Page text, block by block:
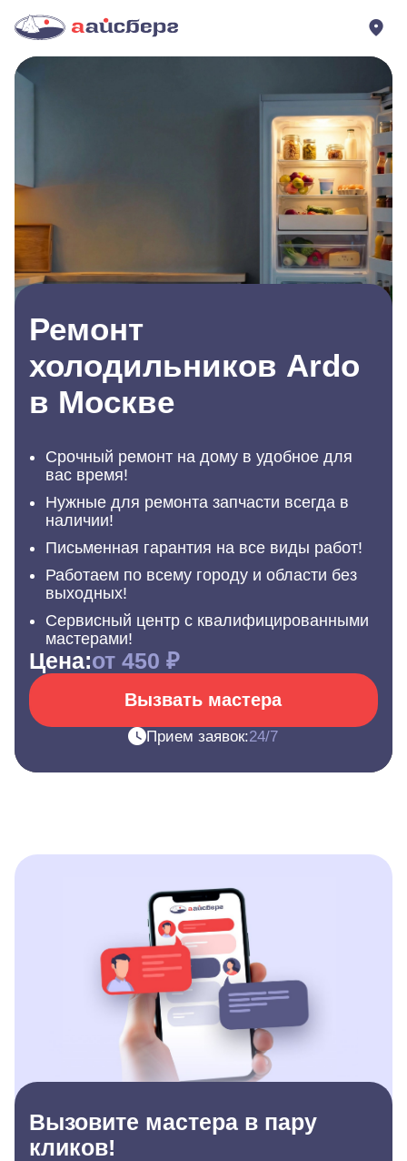
Ремонт
холодильников Ardo
в Москве
Срочный ремонт на дому в удобное для
вас время!
Нужные для ремонта запчасти всегда в
наличии!
Письменная гарантия на все виды работ!
Работаем по всему городу и области без
выходных!
Сервисный центр с квалифицированными
мастерами!
Цена:от 450 ₽
Вызвать мастера
Прием заявок:24/7
Вызовите мастера в пару
кликов!